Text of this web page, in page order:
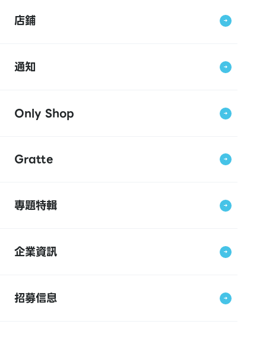
店鋪
通知
Only Shop
Gratte
專題特輯
企業資訊
招募信息